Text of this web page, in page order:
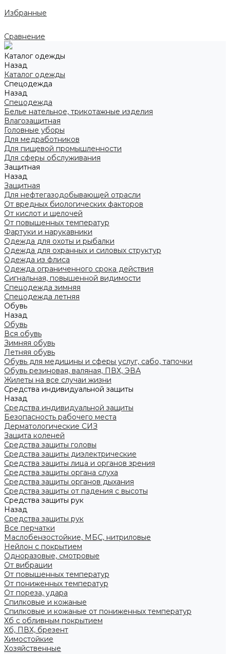
Избранные
Сравнение
Каталог одежды
Назад
Каталог одежды
Спецодежда
Назад
Спецодежда
Белье нательное, трикотажные изделия
Влагозащитная
Головные уборы
Для медработников
Для пищевой промышленности
Для сферы обслуживания
Защитная
Назад
Защитная
Для нефтегазодобывающей отрасли
От вредных биологических факторов
От кислот и щелочей
От повышенных температур
Фартуки и нарукавники
Одежда для охоты и рыбалки
Одежда для охранных и силовых структур
Одежда из флиса
Одежда ограниченного срока действия
Сигнальная, повышенной видимости
Спецодежда зимняя
Спецодежда летняя
Обувь
Назад
Обувь
Вся обувь
Зимняя обувь
Летняя обувь
Обувь для медицины и сферы услуг, сабо, тапочки
Обувь резиновая, валяная, ПВХ, ЭВА
Жилеты на все случаи жизни
Средства индивидуальной защиты
Назад
Средства индивидуальной защиты
Безопасность рабочего места
Дерматологические СИЗ
Защита коленей
Средства защиты головы
Средства защиты диэлектрические
Средства защиты лица и органов зрения
Средства защиты органа слуха
Средства защиты органов дыхания
Средства защиты от падения с высоты
Средства защиты рук
Назад
Средства защиты рук
Все перчатки
Маслобензостойкие, МБС, нитриловые
Нейлон с покрытием
Одноразовые, смотровые
От вибрации
От повышенных температур
От пониженных температур
От пореза, удара
Спилковые и кожаные
Спилковые и кожаные от пониженных температур
Хб с обливным покрытием
Хб, ПВХ, брезент
Химостойкие
Хозяйственные